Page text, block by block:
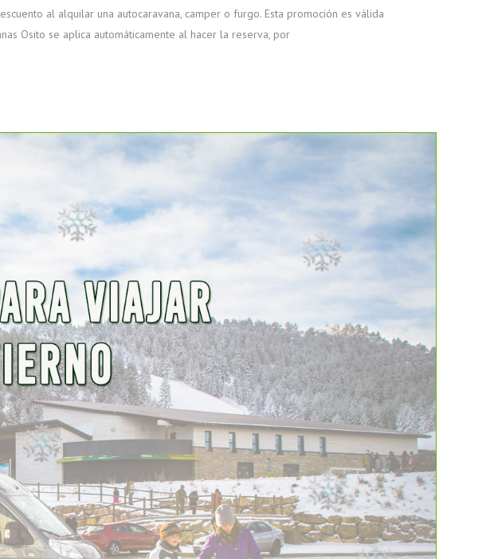
al alquilar una autocaravana, camper o furgo. Esta promoción es válida
Osito se aplica automáticamente al hacer la reserva, por